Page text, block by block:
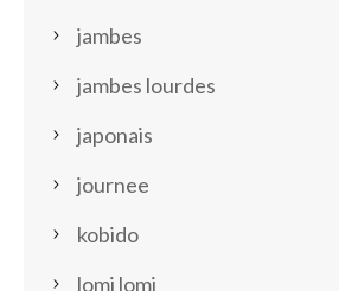
jambes
jambes lourdes
japonais
journee
kobido
lomi lomi